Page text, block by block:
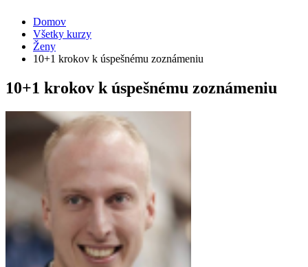
Domov
Všetky kurzy
Ženy
10+1 krokov k úspešnému zoznámeniu
10+1 krokov k úspešnému zoznámeniu